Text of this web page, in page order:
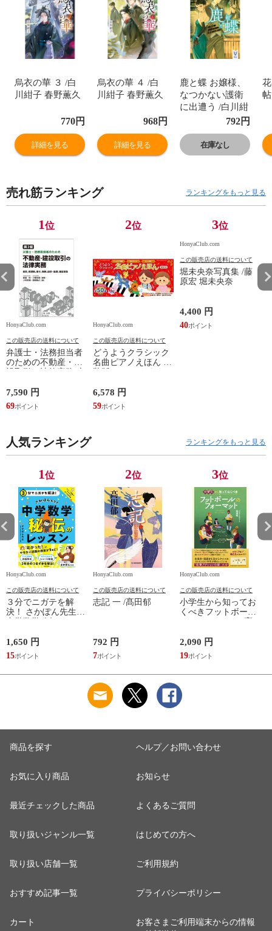
烏衣の華 ３ /白
川紺子 春野薫久
770円
詳細を見る
烏衣の華 ４ /白
川紺子 春野薫久
968円
詳細を見る
鹿と蝶 お嬢様、
なつかない護衛
に出遭う /白川紺
792円
在庫なし
売れ筋ランキング ランキングをもっと見る
1位
HonyaClub.com
この販売店の送料について
弁護士・法務担当者
のための不動産・建
開発、設計・監理、
建設請負 第２版 /富
田裕 小里佳嵩
7,590 円
69
2位
HonyaClub.com
この販売店の送料について
どうようクラシック
名曲ピアノえほん 新
ワシマミワコ
6,578 円
59
3位
HonyaClub.com
この販売店の送料について
堀未央奈写真集 /藤
原宏 堀未央奈
4,400 円
40
人気ランキング ランキングをもっと見る
1位
HonyaClub.com
この販売店の送料について
３分でニガテを解
決！ さかぽん先生の
1,650 円
15
2位
HonyaClub.com
この販売店の送料について
志記 一 /髙田郁
792 円
7
3位
HonyaClub.com
この販売店の送料について
小学生から知ってお
くべきフットボール
2,090 円
19
商品を探す
お気に入り商品
最近チェックした商品
取り扱いジャンル一覧
取り扱い店舗一覧
おすすめ記事一覧
カート
ヘルプ／お問い合わせ
お知らせ
よくあるご質問
はじめての方へ
ご利用規約
プライバシーポリシー
お客さまご利用端末からの情報